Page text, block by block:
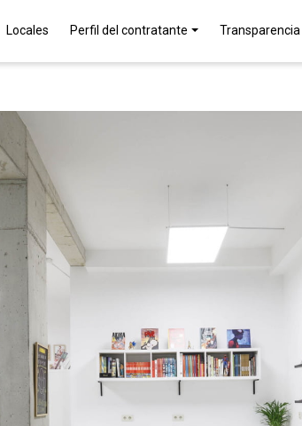
Locales Perfil del contratante Transparencia